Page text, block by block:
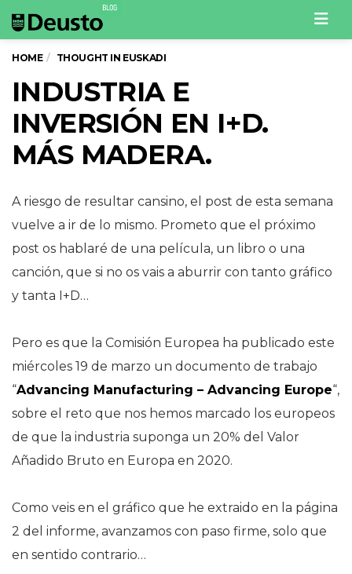
HOME THOUGHT IN EUSKADI
INDUSTRIA E
INVERSIÓN EN I+D.
MÁS MADERA.
A riesgo de resultar cansino, el post de esta semana
vuelve a ir de lo mismo. Prometo que el próximo
post os hablaré de una película, un libro o una
canción, que si no os vais a aburrir con tanto gráfico
y tanta I+D…
Pero es que la Comisión Europea ha publicado este
miércoles 19 de marzo un documento de trabajo
“Advancing Manufacturing – Advancing Europe“,
sobre el reto que nos hemos marcado los europeos
de que la industria suponga un 20% del Valor
Añadido Bruto en Europa en 2020.
Como veis en el gráfico que he extraido en la página
2 del informe, avanzamos con paso firme, solo que
en sentido contrario…